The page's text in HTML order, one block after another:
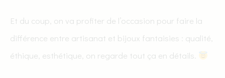
Et du coup, on va profiter de l’occasion pour faire la
différence entre artisanat et bijoux fantaisies : qualité,
éthique, esthétique, on regarde tout ça en détails.